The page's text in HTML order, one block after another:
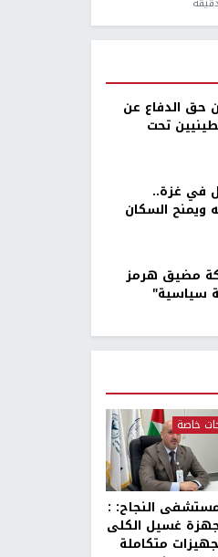
حق الدفاع عن
تحت
في غزة..
ويمنح السكان
مضيق هرمز
سياسية"
خاصة
النجاح: :
غسيل الكلى
متكاملة